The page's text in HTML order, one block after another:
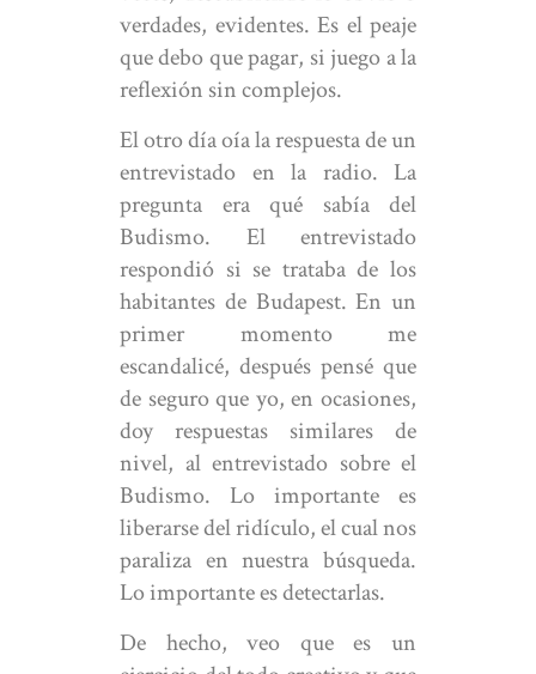
verdades, evidentes. Es el peaje
que debo que pagar, si juego a la
reflexión sin complejos.
El otro día oía la respuesta de un
entrevistado en la radio. La
pregunta era qué sabía del
Budismo. El entrevistado
respondió si se trataba de los
habitantes de Budapest. En un
primer momento me
escandalicé, después pensé que
de seguro que yo, en ocasiones,
doy respuestas similares de
nivel, al entrevistado sobre el
Budismo. Lo importante es
liberarse del ridículo, el cual nos
paraliza en nuestra búsqueda.
Lo importante es detectarlas.
De hecho, veo que es un